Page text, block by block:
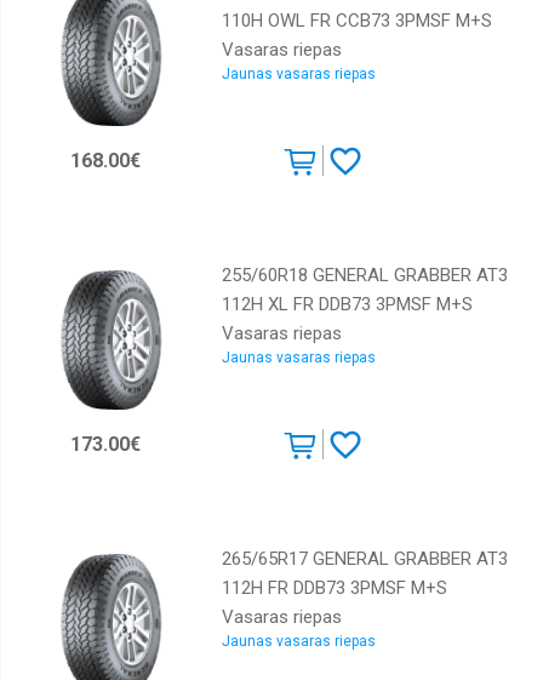
110H OWL FR CCB73 3PMSF M+S
Vasaras riepas
Jaunas vasaras riepas
168.00€
255/60R18 GENERAL GRABBER AT3
112H XL FR DDB73 3PMSF M+S
Vasaras riepas
Jaunas vasaras riepas
173.00€
265/65R17 GENERAL GRABBER AT3
112H FR DDB73 3PMSF M+S
Vasaras riepas
Jaunas vasaras riepas